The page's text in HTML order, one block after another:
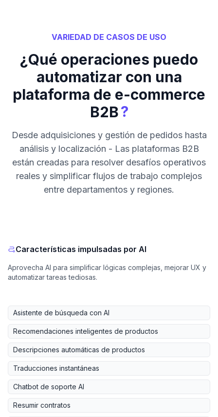
VARIEDAD DE CASOS DE USO
¿Qué operaciones puedo
automatizar con una
plataforma de e-commerce
B2B?
Desde adquisiciones y gestión de pedidos hasta
análisis y localización - Las plataformas B2B
están creadas para resolver desafíos operativos
reales y simplificar flujos de trabajo complejos
entre departamentos y regiones.
Características impulsadas por AI
Aprovecha AI para simplificar lógicas complejas, mejorar UX y
automatizar tareas tediosas.
Asistente de búsqueda con AI
Recomendaciones inteligentes de productos
Descripciones automáticas de productos
Traducciones instantáneas
Chatbot de soporte AI
Resumir contratos